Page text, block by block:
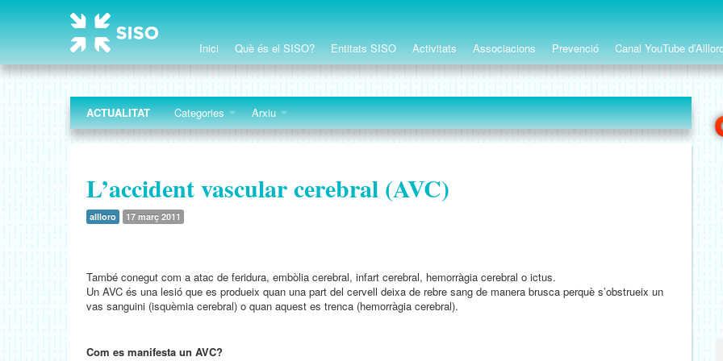
Inici Què és el SISO? Entitats SISO Activitats Associacions Prevenció Canal YouTube
ACTUALITAT Categories Arxiu
L’accident vascular cerebral (AVC)
allloro 17 març 2011
També conegut com a atac de feridura, embòlia cerebral, infart cerebral, hemorràgia cerebral o ictus.
Un AVC és una lesió que es produeix quan una part del cervell deixa de rebre sang de manera brusca perquè s’obstrueix un
vas sanguini (isquèmia cerebral) o quan aquest es trenca (hemorràgia cerebral).
Com es manifesta un AVC?